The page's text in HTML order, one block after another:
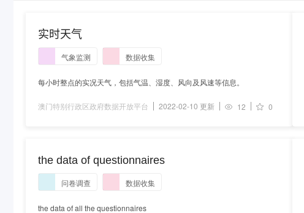
实时天气
气象监测 数据收集
每小时整点的实况天气，包括气温、湿度、风向及风速等信息。
澳门特别行政区政府数据开放平台 2022-02-10 更新 12 0
the data of questionnaires
问卷调查 数据收集
the data of all the questionnaires